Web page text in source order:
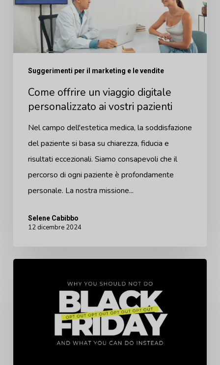
personalizzato
pazienti
Suggerimenti per il marketing e le vendite
Come offrire un viaggio digitale
personalizzato ai vostri pazienti
Nel campo dell'estetica medica, la soddisfazione
del paziente si basa su chiarezza, fiducia e
risultati eccezionali. Siamo consapevoli che il
percorso di ogni paziente è profondamente
personale. La nostra missione...
Selene Cabibbo
12 dicembre 2024